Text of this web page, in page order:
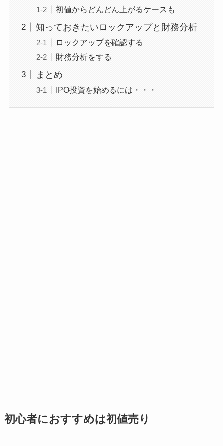
初値からどんどん上がるケースも
知っておきたいロックアップと財務分析
ロックアップを確認する
財務分析をする
まとめ
IPO投資を始めるには・・・
初心者におすすめは初値売り